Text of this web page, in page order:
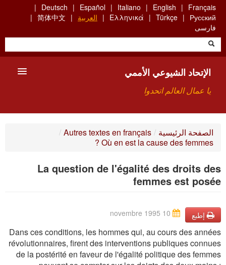
Skip
main
content
Français
English
Italiano
Español
Deutsch
Русский
Türkçe
Ελληνικά العربية
简体中文
فارسی
الإتحاد الشيوعي الأممي
يا عمال العالم اتحدوا
من نحن؟
بحث
للاتصال بنا HTTPS://WWW.FACEBOOK.COM/UCI.ARABE
الصفحة الرئيسية /
Autres textes en français
/
Où en est la cause des femmes ?
La question de l'égalité des droits des
femmes est posée
إطبع
Dans ces conditions, les hommes qui, au cours des années
révolutionnaires, firent des interventions publiques connues
de la postérité en faveur de l'égalité politique des femmes